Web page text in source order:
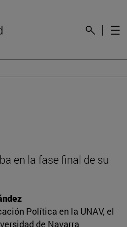
en la fase final de su
Política en la UNAV, el
de Navarra